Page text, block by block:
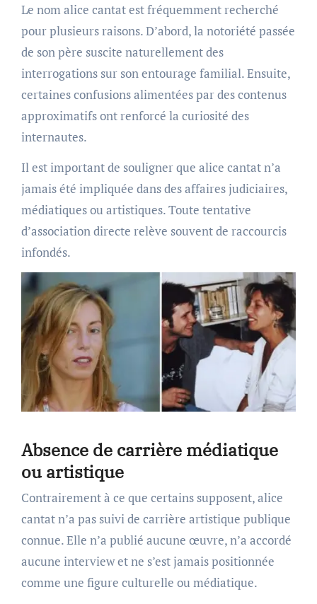
Le nom alice cantat est fréquemment recherché
pour plusieurs raisons. D’abord, la notoriété passée
de son père suscite naturellement des
interrogations sur son entourage familial. Ensuite,
certaines confusions alimentées par des contenus
approximatifs ont renforcé la curiosité des
internautes.
Il est important de souligner que alice cantat n’a
jamais été impliquée dans des affaires judiciaires,
médiatiques ou artistiques. Toute tentative
d’association directe relève souvent de raccourcis
infondés.
Absence de carrière médiatique
ou artistique
Contrairement à ce que certains supposent, alice
cantat n’a pas suivi de carrière artistique publique
connue. Elle n’a publié aucune œuvre, n’a accordé
aucune interview et ne s’est jamais positionnée
comme une figure culturelle ou médiatique.